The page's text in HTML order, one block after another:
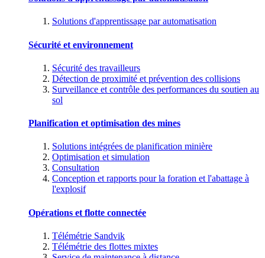
Solutions d'apprentissage par automatisation
Sécurité et environnement
Sécurité des travailleurs
Détection de proximité et prévention des collisions
Surveillance et contrôle des performances du soutien au
sol
Planification et optimisation des mines
Solutions intégrées de planification minière
Optimisation et simulation
Consultation
Conception et rapports pour la foration et l'abattage à
l'explosif
Opérations et flotte connectée
Télémétrie Sandvik
Télémétrie des flottes mixtes